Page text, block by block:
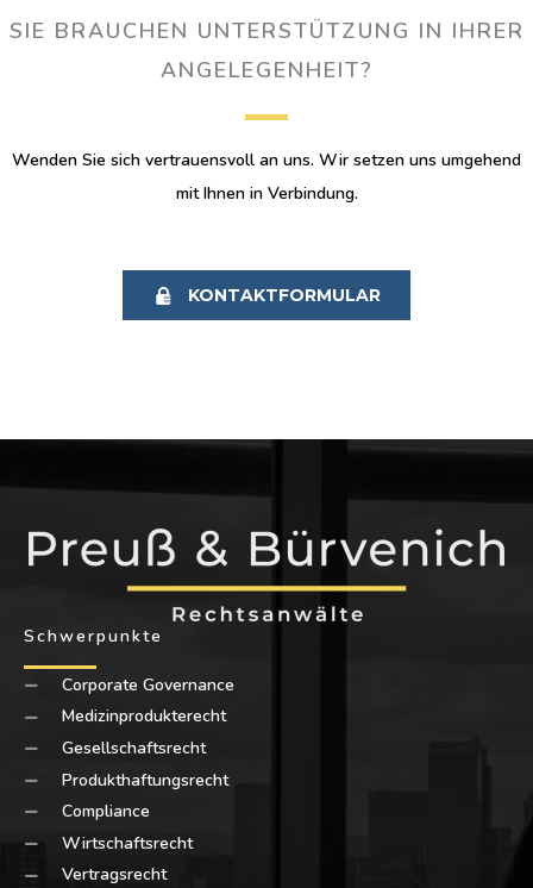
SIE BRAUCHEN UNTERSTÜTZUNG IN IHRER
ANGELEGENHEIT?
Wenden Sie sich vertrauensvoll an uns. Wir setzen uns umgehend
mit Ihnen in Verbindung.
KONTAKTFORMULAR
Schwerpunkte
Corporate Governance
Medizinprodukterecht
Gesellschaftsrecht
Produkthaftungsrecht
Compliance
Wirtschaftsrecht
Vertragsrecht